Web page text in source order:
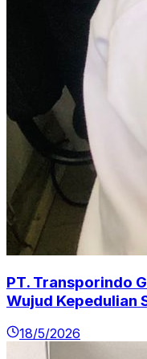
PT. Transporindo
Wujud Kepedulian
18/5/2026